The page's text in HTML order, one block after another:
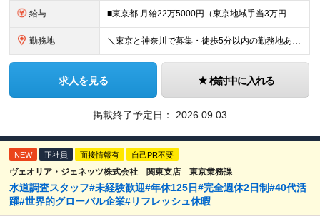
給与 ■東京都 月給22万5000円（東京地域手当3万円含）～25万円＋残業代全額支給＋各種手当 ■神奈川県 月給19万5000円～24万円＋残業代全額支給＋各種手当 ※年齢・経験を考慮し決定 ※試用期
勤務地 ＼東京と神奈川で募集・徒歩5分以内の勤務地あり／ ■根岸事務所 東京都台東区根岸5-6-14 根岸5光ビル ■阿佐ヶ谷事務所 東京都杉並区成田東4-38-25 ■大橋事務所 東京都目黒区大橋2-8-1
求人を見る 検討中に入れる
掲載終了予定日： 2026.09.03
NEW 正社員 面接情報有 自己PR不要
ヴェオリア・ジェネッツ株式会社 関東支店 東京業務課
水道調査スタッフ#未経験歓迎#年休125日#完全週休2日制#40代活
躍#世界的グローバル企業#リフレッシュ休暇